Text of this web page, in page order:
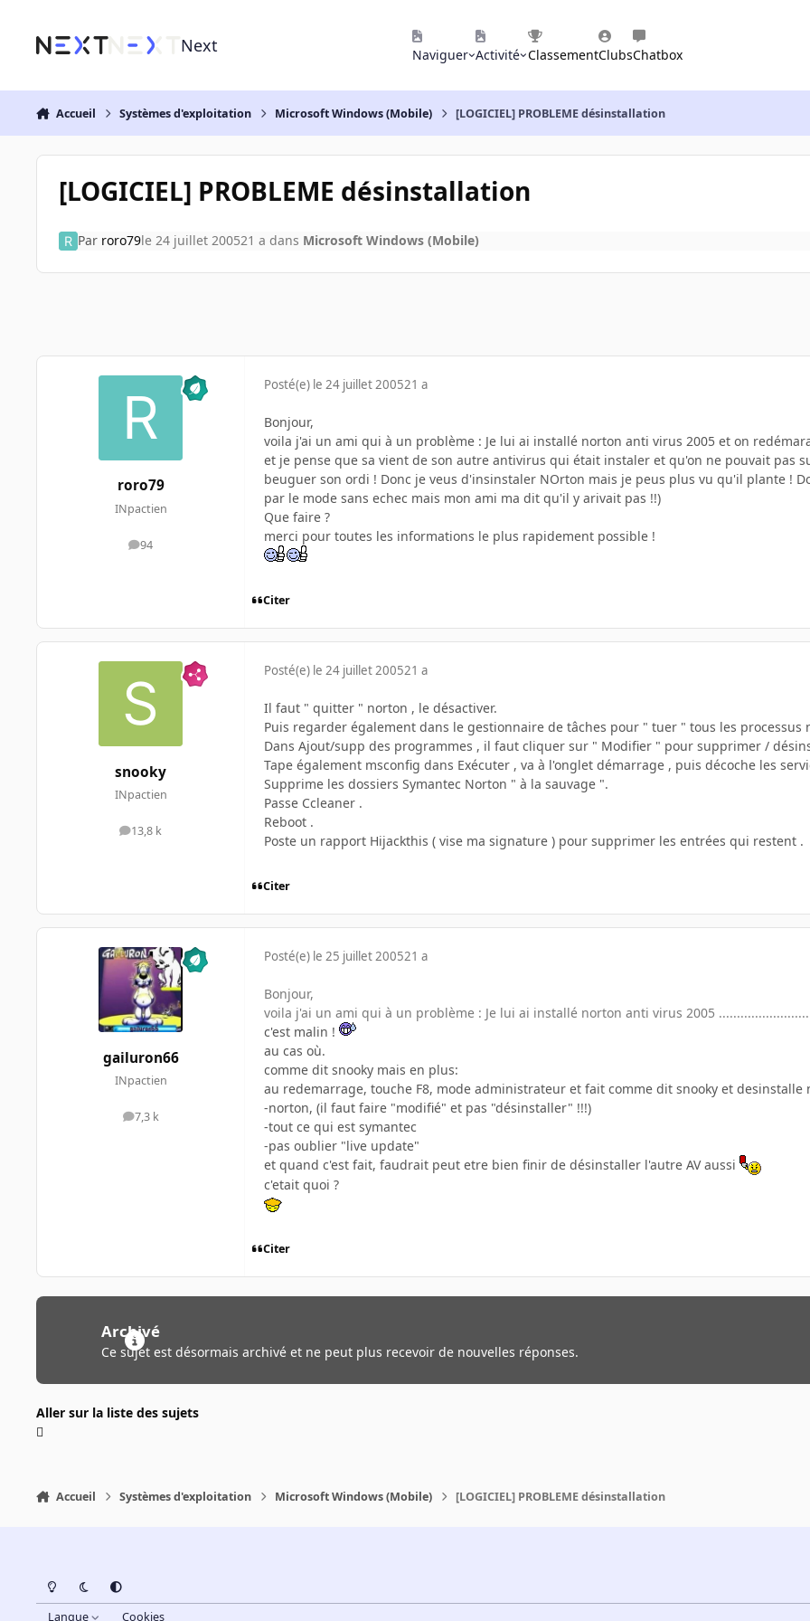
Next Naviguer Activité ClassementClubsChatbox
Accueil Systèmes d'exploitation Microsoft Windows (Mobile) [LOGICIEL] PROBLEME désinstallation
[LOGICIEL] PROBLEME désinstallation
Par roro79le 24 juillet 200521 a dans Microsoft Windows (Mobile)
roro79
INpactien
94
messages
Posté(e) le 24 juillet 200521 a
Bonjour,
voila j'ai un ami qui à un problème : Je lui ai installé norton anti virus 2005 et on
et je pense que sa vient de son autre antivirus qui était instaler et qu'on ne pouvait pas
beuguer son ordi ! Donc je veus d'insinstaler NOrton mais je peus plus vu qu'il plante !
par le mode sans echec mais mon ami ma dit qu'il y arivait pas !!)
Que faire ?
merci pour toutes les informations le plus rapidement possible !
Citer
snooky
INpactien
13,8 k
messages
Posté(e) le 24 juillet 200521 a
Il faut " quitter " norton , le désactiver.
Puis regarder également dans le gestionnaire de tâches pour " tuer " tous les processus
Dans Ajout/supp des programmes , il faut cliquer sur " Modifier " pour supprimer /
Tape également msconfig dans Exécuter , va à l'onglet démarrage , puis décoche les
Supprime les dossiers Symantec Norton " à la sauvage ".
Passe Ccleaner .
Reboot .
Poste un rapport Hijackthis ( vise ma signature ) pour supprimer les entrées qui restent .
Citer
gailuron66
INpactien
7,3 k
messages
Posté(e) le 25 juillet 200521 a
Bonjour,
voila j'ai un ami qui à un problème : Je lui ai installé norton anti virus 2005
c'est malin !
au cas où.
comme dit snooky mais en plus:
au redemarrage, touche F8, mode administrateur et fait comme dit snooky et desinstalle
-norton, (il faut faire "modifié" et pas "désinstaller" !!!)
-tout ce qui est symantec
-pas oublier "live update"
et quand c'est fait, faudrait peut etre bien finir de désinstaller l'autre AV aussi
c'etait quoi ?
Citer
Archivé
Ce sujet est désormais archivé et ne peut plus recevoir de nouvelles réponses.
Aller sur la liste des sujets
Accueil Systèmes d'exploitation Microsoft Windows (Mobile) [LOGICIEL] PROBLEME désinstallation
Light ModeDark ModeSystem Preference
Langue Cookies